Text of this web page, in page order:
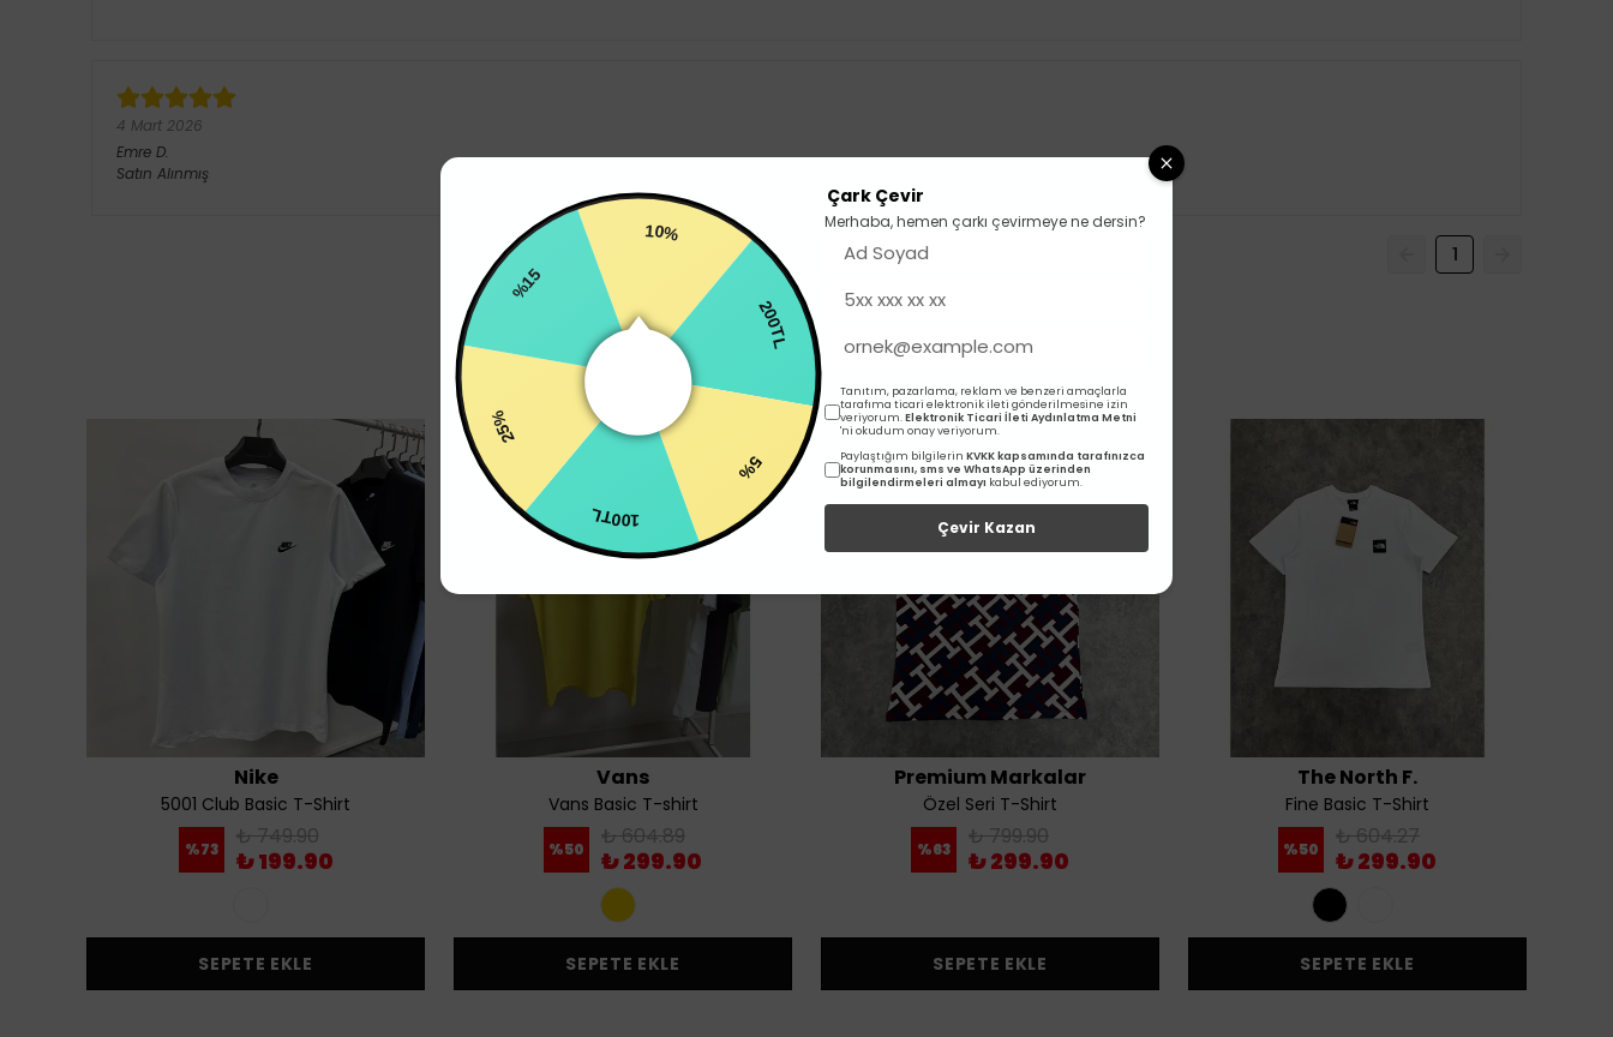
4 Mart 2026
Emre D.
Satın Alınmış
1
İlgili Ürünler
Nike
5001 Club Basic T-Shirt
%73 ₺ 749.90
₺ 199.90
SEPETE EKLE
Vans
Vans Basic T-shirt
%50 ₺ 604.89
₺ 299.90
SEPETE EKLE
Premium Markalar
Özel Seri T-Shirt
%63 ₺ 799.90
₺ 299.90
SEPETE EKLE
The North F.
Fine Basic T-Shirt
%50 ₺ 604.27
₺ 299.90
SEPETE EKLE
200TL
100TL
Çark Çevir
Merhaba, hemen çarkı çevirmeye ne dersin?
Tanıtım, pazarlama, reklam ve benzeri amaçlarla
tarafıma ticari elektronik ileti gönderilmesine izin
veriyorum.Elektronik Ticari İleti Aydınlatma Metni
'ni okudum onay veriyorum.
Paylaştığım bilgilerin KVKK kapsamında tarafınızca
korunmasını, sms ve WhatsApp üzerinden
bilgilendirmeleri almayı kabul ediyorum.
Çevir Kazan